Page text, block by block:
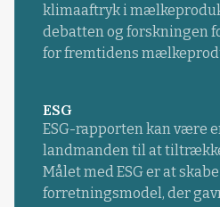
klimaaftryk i
debatten og forskningen
for fremtidens
ESG
ESG-rapporten kan være
landmanden til at
Målet med ESG er at
forretningsmodel, der